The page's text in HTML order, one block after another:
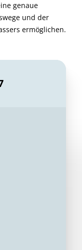
genaue
und der
ermöglichen.